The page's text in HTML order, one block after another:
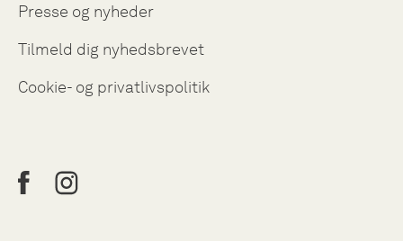
Presse og nyheder
Tilmeld dig nyhedsbrevet
Cookie- og privatlivspolitik